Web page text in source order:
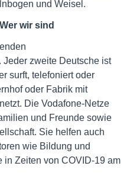
und Weisel.
wir sind
zweite Deutsche ist
surft, telefoniert oder
oder Fabrik mit
Die Vodafone-Netze
und Freunde sowie
Sie helfen auch
wie Bildung und
in Zeiten von COVID-19 am